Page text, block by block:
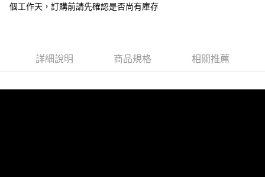
個工作天，訂購前請先確認是否尚有庫存
詳細說明 商品規格 相關推薦